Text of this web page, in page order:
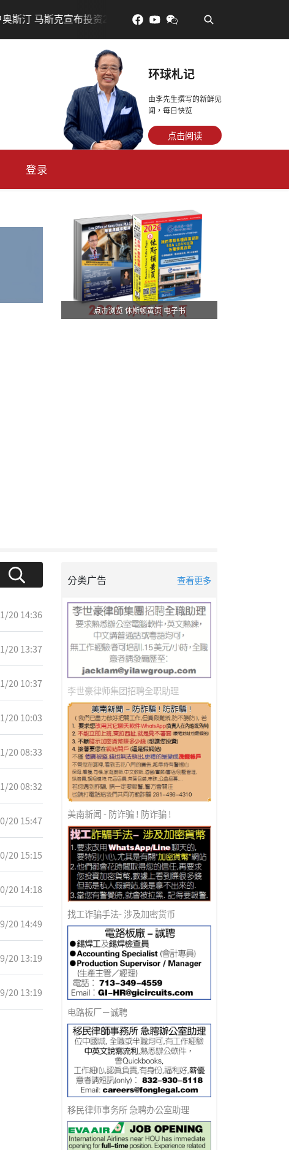
宣布投资200亿美元建设AI芯片制造基地 •
环球札记
由李先生撰写的新鲜见
闻，每日快览
点击阅读
登录
点击浏览 休斯顿黄页 电子书
20 14:36
20 13:37
20 10:37
20 10:03
20 08:33
20 08:32
20 15:47
20 15:15
20 14:18
20 14:49
20 13:19
20 13:19
分类广告 查看更多
李世豪律师集团招聘全职助理
美南新闻 - 防诈骗 ! 防诈骗 !
找工诈骗手法- 涉及加密货币
电路板厂－诚聘
移民律师事务所 急聘办公室助理